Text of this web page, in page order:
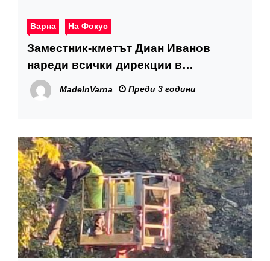
Варна На Фокус
Заместник-кметът Диан Иванов
нареди всички дирекции в
Общината да са готови да защитят
бюджетите си по време на
MadeInVarna Преди 3 години